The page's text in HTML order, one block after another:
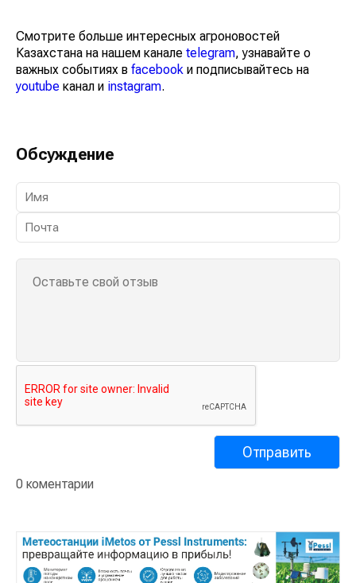
Смотрите больше интересных агроновостей
Казахстана на нашем канале telegram, узнавайте о
важных событиях в facebook и подписывайтесь на
youtube канал и instagram.
Обсуждение
0 коментарии